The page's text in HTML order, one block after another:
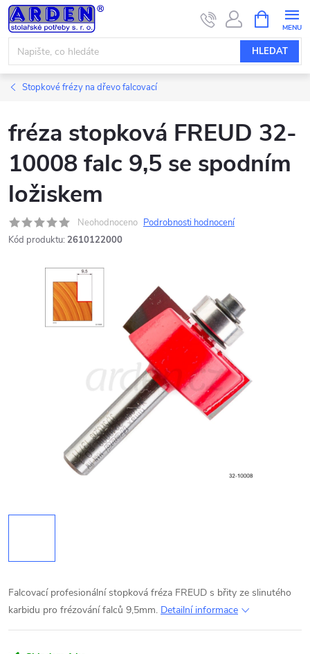
Přejít
na
obsah
HLEDAT
NÁKUPNÍ
KOŠÍK
Stopkové frézy na dřevo falcovací
fréza stopková FREUD 32-
10008 falc 9,5 se spodním
ložiskem
Neohodnoceno Podrobnosti hodnocení
Kód produktu: 2610122000
Falcovací profesionální stopková fréza FREUD s břity ze slinutého
karbidu pro frézování falců 9,5mm. Detailní informace